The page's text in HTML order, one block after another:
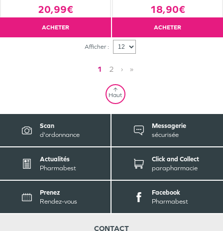
20,99€
ACHETER
18,90€
ACHETER
Afficher :
1 2 › »
Haut
Scan
d'ordonnance
Messagerie
sécurisée
Actualités
Pharmabest
Click and Collect
parapharmacie
Prenez
Rendez-vous
Facebook
Pharmabest
CONTACT